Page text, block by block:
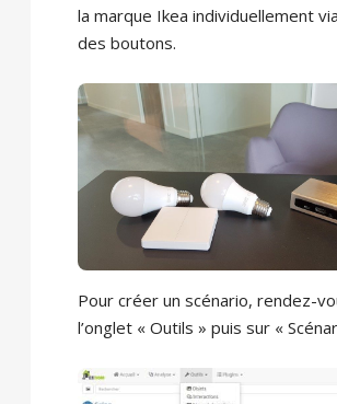
la marque Ikea individuellement
des boutons.
Pour créer un scénario, rendez-
l’onglet « Outils » puis sur «